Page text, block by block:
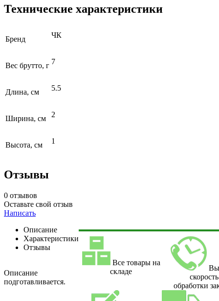
Технические характеристики
Бренд ЧК
Вес брутто, г 7
Длина, см 5.5
Ширина, см 2
Высота, см 1
Отзывы
0 отзывов
Оставьте свой отзыв
Написать
Описание
Характеристики
Отзывы
Описание
подготавливается.
Все товары на
складе
скорость
обработки